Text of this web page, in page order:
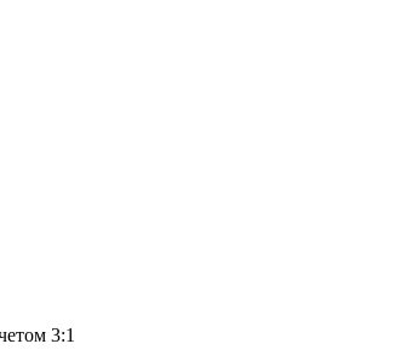
3:1